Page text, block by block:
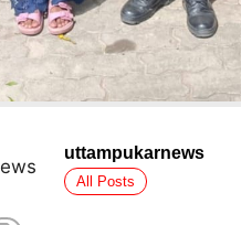
uttampukarnews
All Posts